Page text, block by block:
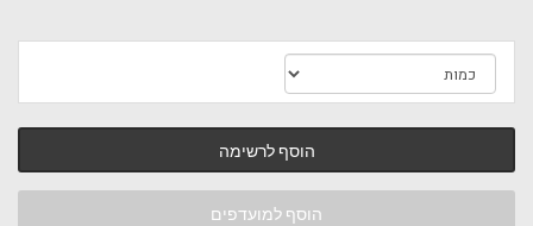
הוסף לרשימה
הוסף למועדפים